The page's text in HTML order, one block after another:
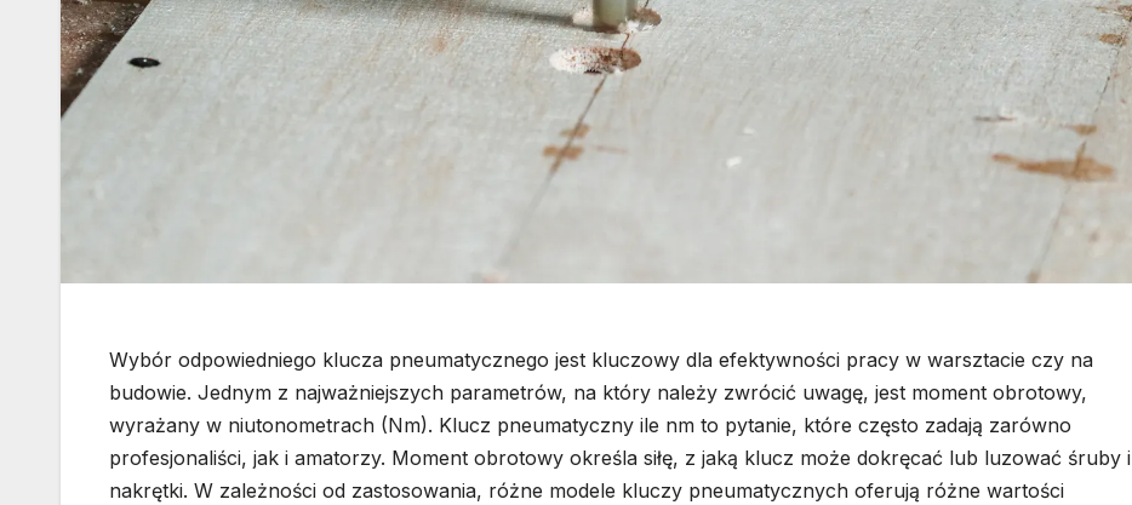
Wybór odpowiedniego klucza pneumatycznego jest kluczowy dla efektywności pracy w warsztacie czy na
budowie. Jednym z najważniejszych parametrów, na który należy zwrócić uwagę, jest moment obrotowy,
wyrażany w niutonometrach (Nm). Klucz pneumatyczny ile nm to pytanie, które często zadają zarówno
profesjonaliści, jak i amatorzy. Moment obrotowy określa siłę, z jaką klucz może dokręcać lub luzować śruby i
nakrętki. W zależności od zastosowania, różne modele kluczy pneumatycznych oferują różne wartości